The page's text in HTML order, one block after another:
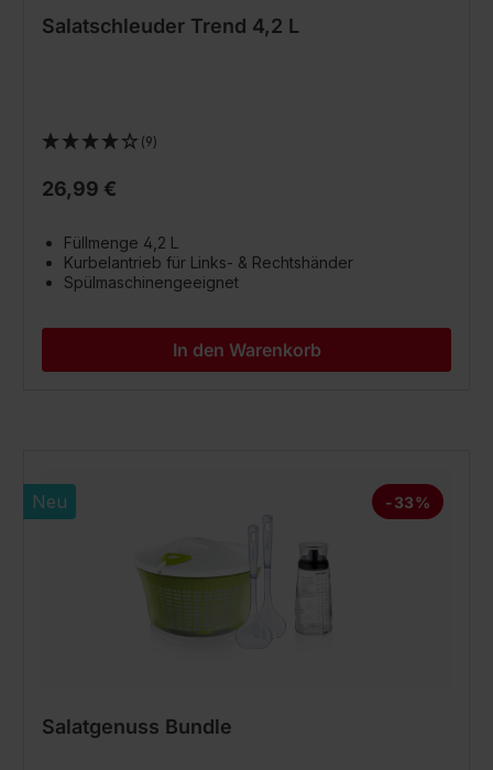
Salatschleuder Trend 4,2 L
(9)
26,99 €
Füllmenge 4,2 L
Kurbelantrieb für Links- & Rechtshänder
Spülmaschinengeeignet
In den Warenkorb
-33%
Neu
Salatgenuss Bundle